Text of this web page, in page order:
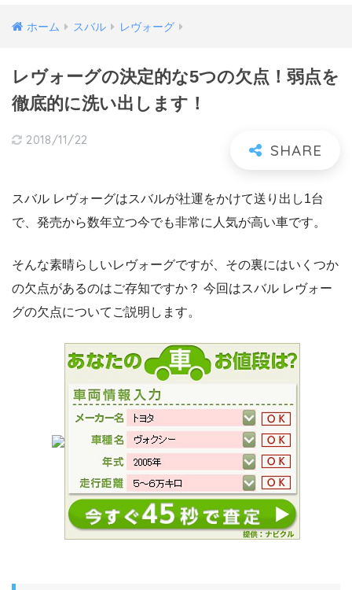
ホーム スバル レヴォーグ
レヴォーグの決定的な5つの欠点！弱点を
徹底的に洗い出します！
2018/11/22
スバル レヴォーグはスバルが社運をかけて送り出し1台
で、発売から数年立つ今でも非常に人気が高い車です。
そんな素晴らしいレヴォーグですが、その裏にはいくつか
の欠点があるのはご存知ですか？ 今回はスバル レヴォー
グの欠点についてご説明します。